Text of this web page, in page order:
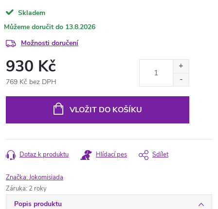
Skladem
13.8.2026
Možnosti doručení
930 Kč
769 Kč bez DPH
VLOŽIT DO KOŠÍKU
Dotaz k produktu Hlídací pes Sdílet
Značka:Jokomisiada
Záruka: 2 roky
Popis produktu